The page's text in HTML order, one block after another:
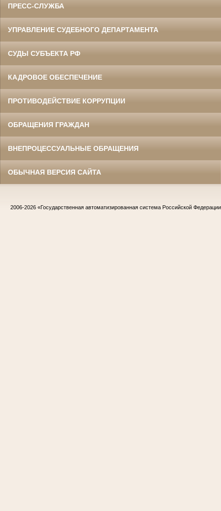
ПРЕСС-СЛУЖБА
УПРАВЛЕНИЕ СУДЕБНОГО ДЕПАРТАМЕНТА
СУДЫ СУБЪЕКТА РФ
КАДРОВОЕ ОБЕСПЕЧЕНИЕ
ПРОТИВОДЕЙСТВИЕ КОРРУПЦИИ
ОБРАЩЕНИЯ ГРАЖДАН
ВНЕПРОЦЕССУАЛЬНЫЕ ОБРАЩЕНИЯ
ОБЫЧНАЯ ВЕРСИЯ САЙТА
2006-2026 «Государственная автоматизированная система Российской